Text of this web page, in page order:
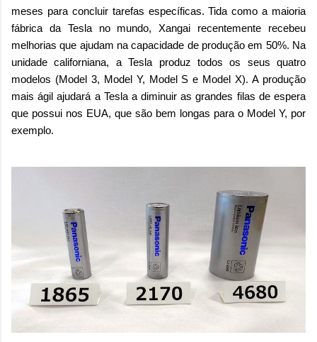
meses para concluir tarefas específicas. Tida como a maioria
fábrica da Tesla no mundo, Xangai recentemente recebeu
melhorias que ajudam na capacidade de produção em 50%. Na
unidade californiana, a Tesla produz todos os seus quatro
modelos (Model 3, Model Y, Model S e Model X). A produção
mais ágil ajudará a Tesla a diminuir as grandes filas de espera
que possui nos EUA, que são bem longas para o Model Y, por
exemplo.